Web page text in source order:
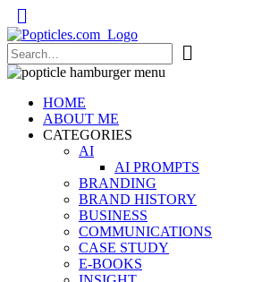
Popticles.com
HOME
ABOUT ME
CATEGORIES
AI
AI PROMPTS
BRANDING
BRAND HISTORY
BUSINESS
COMMUNICATIONS
CASE STUDY
E-BOOKS